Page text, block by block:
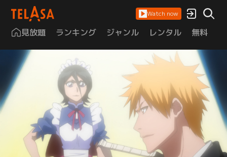
Watch now
見放題 ランキング ジャンル レンタル 無料